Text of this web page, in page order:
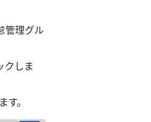
管理グル
クしま
す。